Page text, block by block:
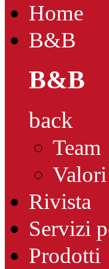
Home
B&B
B&B
back
Team
Rivista
Servizi
Prodotti